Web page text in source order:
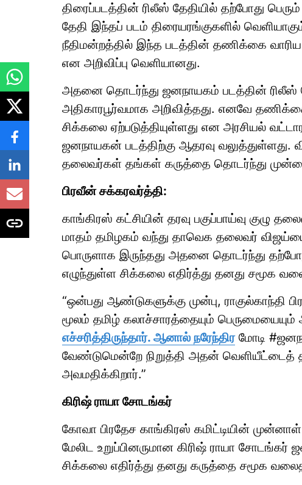
திரைப்படத்தின் ரிலீஸ் தேதியில் தற்போது
தேதி இந்தப் படம் திரையரங்குகளில்
நீதிமன்றத்தில் இந்த படத்தின் தணிக்கை
என அறிவிப்பு வெளியானது.
அதனை தொடர்ந்து ஜனநாயகம் படத்தின் ரிலீஸ்
அதிகாரபூர்வமாக அறிவித்தது. எனவே
சிக்கலை ஏற்படுத்தியுள்ளது என அரசியல்
ஜனநாயகன் படத்திற்கு ஆதரவு வலுத்துள்ளது.
தலைவர்கள் தங்கள் கருத்தை தொடர்ந்து
பிரவீன் சக்கரவர்த்தி:
காங்கிரஸ் கட்சியின் தரவு பகுப்பாய்வு குழு
மாதம் தமிழகம் வந்து தாவெக தலைவர்
பொருளாக இருந்தது அதனை தொடர்ந்து
எழுந்துள்ள சிக்கலை எதிர்த்து தனது சமூக
“ஒன்பது ஆண்டுகளுக்கு முன்பு, ராகுல்காந்தி
மூலம் தமிழ் கலாச்சாரத்தையும்
எச்சரித்திருந்தார். ஆனால் நரேந்திரமோடி
வேண்டுமென்றே நிறுத்தி அதன் வெளியீட்டைத்
அவமதிக்கிறார்.”
கிரிஷ் ராயா சோடங்கர்
கோவா பிரதேச காங்கிரஸ் கமிட்டியின்
மேலிட உறுப்பினருமான கிரிஷ் ராயா சோடங்கர்
சிக்கலை எதிர்த்து தனது கருத்தை சமூக